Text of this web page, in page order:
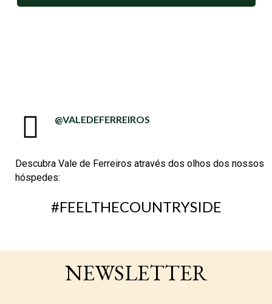
@VALEDEFERREIROS
Descubra Vale de Ferreiros através dos olhos dos nossos
hóspedes:
#FEELTHECOUNTRYSIDE
NEWSLETTER